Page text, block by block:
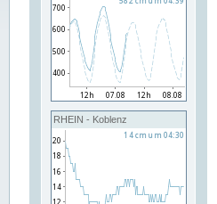
RHEIN - Koblenz